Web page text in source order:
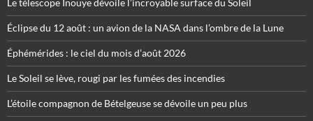
Éclipse du 12 août : un avion de la NASA dans l’ombre de la Lune
Éphémérides : le ciel du mois d’août 2026
Le Soleil se lève, rougi par les fumées des incendies
L’étoile compagnon de Bételgeuse se dévoile un peu plus